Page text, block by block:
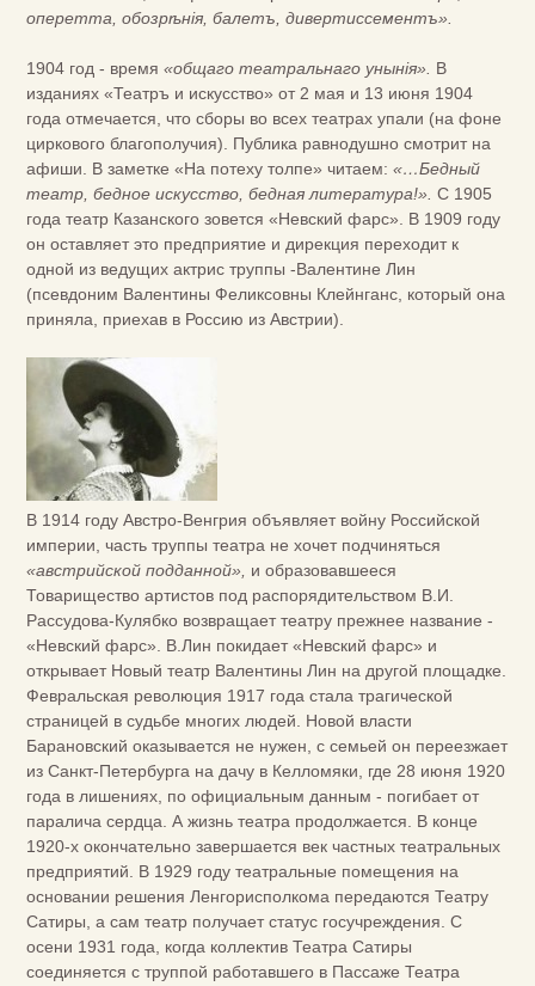
оперетта, обозрѣнія, балетъ, дивертиссементъ».
1904 год - время «общаго театральнаго унынія».
В
изданиях «Театръ и искусство» от 2 мая и 13 июня 1904
года отмечается, что сборы во всех театрах упали (на фоне
циркового благополучия). Публика равнодушно смотрит на
афиши. В заметке «На потеху толпе» читаем: «…Бедный
театр, бедное искусство, бедная литература!». С 1905
года театр Казанского зовется «Невский фарс». В 1909 году
он оставляет это предприятие и дирекция переходит к
одной из ведущих актрис труппы -Валентине Лин
(псевдоним Валентины Феликсовны Клейнганс, который она
приняла, приехав в Россию из Австрии).
В 1914 году Австро-Венгрия объявляет войну Российской
империи, часть труппы театра не хочет подчиняться
«австрийской подданной»,
и образовавшееся
Товарищество артистов под распорядительством В.И.
Рассудова-Кулябко возвращает театру прежнее название -
«Невский фарс». В.Лин покидает «Невский фарс» и
открывает Новый театр Валентины Лин на другой площадке.
Февральская революция 1917 года стала трагической
страницей в судьбе многих людей. Новой власти
Барановский оказывается не нужен, с семьей он переезжает
из Санкт-Петербурга на дачу в Келломяки, где 28 июня 1920
года в лишениях, по официальным данным - погибает от
паралича сердца. А жизнь театра продолжается. В конце
1920-х окончательно завершается век частных театральных
предприятий. В 1929 году театральные помещения на
основании решения Ленгорисполкома передаются Театру
Сатиры, а сам театр получает статус госучреждения. С
осени 1931 года, когда коллектив Театра Сатиры
соединяется с труппой работавшего в Пассаже Театра